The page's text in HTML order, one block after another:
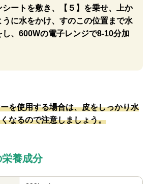
ートを敷き、【５】を乗せ、上か
うに水をかけ、すのこの位置まで水
し、600Wの電子レンジで8-10分加
を使用する場合は、皮をしっかり水
なるので注意しましょう。
養成分